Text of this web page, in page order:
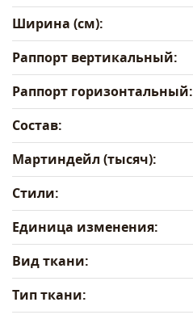
Ширина (см):
Раппорт вертикальный:
Раппорт горизонтальный:
Состав:
Мартиндейл (тысяч):
Стили:
Единица изменения:
Вид ткани:
Тип ткани: